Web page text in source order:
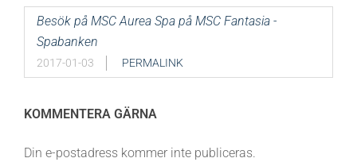
Besök på MSC Aurea Spa på MSC Fantasia -
Spabanken
2017-01-03 PERMALINK
KOMMENTERA GÄRNA
Din e-postadress kommer inte publiceras.